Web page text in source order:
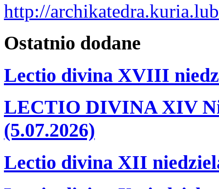
http://
Ostatnio dodane
Lectio divina XVIII
LECTIO DIVINA XIV
(5.07.2026)
Lectio divina XII